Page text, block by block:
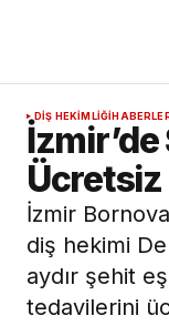
DIŞ HEKIMLIĞI
İzmir’de
Ücretsiz
İzmir
diş hekimi
aydır şehit
tedavilerini